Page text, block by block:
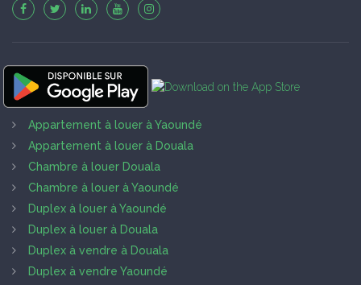
Appartement à louer à Yaoundé
Appartement à louer à Douala
Chambre à louer Douala
Chambre à louer à Yaoundé
Duplex à louer à Yaoundé
Duplex à louer à Douala
Duplex à vendre à Douala
Duplex à vendre Yaoundé